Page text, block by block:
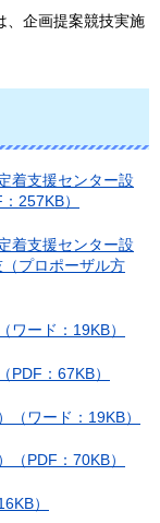
、企画提案競技実施
着支援センター設
257KB）
着支援センター設
プロポーザル方
ワード：19KB）
PDF：67KB）
（ワード：19KB）
（PDF：70KB）
）